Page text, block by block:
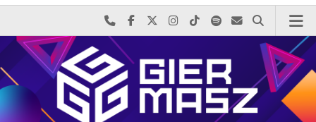
Najlepiej po prostu do nas zadzwoń
Odwiedź nas na Facebook-u
Odwiedź nas na X
Odwiedź nas na Instagram-ie
Odwiedź nas na TikTok-u
Szukaj nas na Spotify
Wyślij do nas
Szukaj